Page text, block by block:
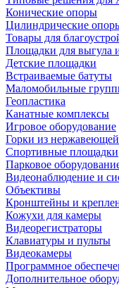
Конические опоры
Цилиндрические
Товары для
Площадки для выгула
Детские площадки
Встраиваемые батуты
Маломобильные
Геопластика
Канатные комплексы
Игровое оборудование
Горки из нержавеющей
Спортивные площадки
Парковое
Видеонаблюдение и
Объективы
Кронштейны и
Кожухи для камеры
Видеорегистраторы
Клавиатуры и пульты
Видеокамеры
Программное
Дополнительное